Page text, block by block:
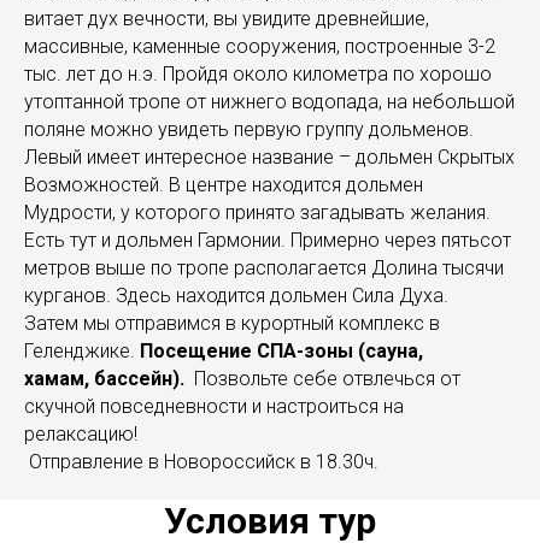
витает дух вечности, вы увидите древнейшие,
массивные, каменные сооружения, построенные 3-2
тыс. лет до н.э. Пройдя около километра по хорошо
утоптанной тропе от нижнего водопада, на небольшой
поляне можно увидеть первую группу дольменов.
Левый имеет интересное название – дольмен Скрытых
Возможностей. В центре находится дольмен
Мудрости, у которого принято загадывать желания.
Есть тут и дольмен Гармонии. Примерно через пятьсот
метров выше по тропе располагается Долина тысячи
курганов. Здесь находится дольмен Сила Духа.
Затем мы отправимся в курортный комплекс в
Геленджике. Посещение СПА-зоны (сауна,
хамам, бассейн). Позвольте себе отвлечься от
скучной повседневности и настроиться на
релаксацию!
Отправление в Новороссийск в 18.30ч.
Условия тур